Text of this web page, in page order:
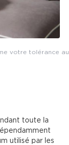
votre tolérance au
toute la
utilisé par les